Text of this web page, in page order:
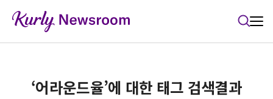
‘어라운드율’에 대한 태그 검색결과